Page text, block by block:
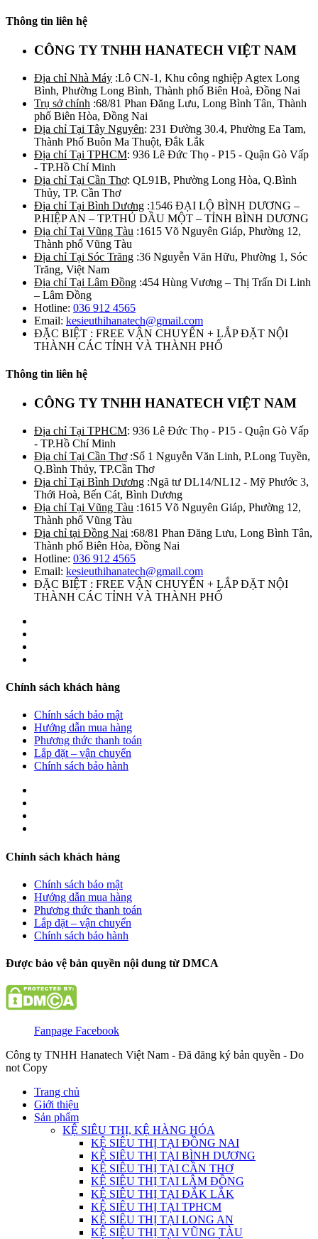
Thông tin liên hệ
CÔNG TY TNHH HANATECH VIỆT NAM
Địa chỉ Nhà Máy :Lô CN-1, Khu công nghiệp Agtex Long
Bình, Phường Long Bình, Thành phố Biên Hoà, Đồng Nai
Trụ sở chính :68/81 Phan Đăng Lưu, Long Bình Tân, Thành
phố Biên Hòa, Đồng Nai
Địa chỉ Tại Tây Nguyên: 231 Đường 30.4, Phường Ea Tam,
Thành Phố Buôn Ma Thuột, Đắk Lắk
Địa chỉ Tại TPHCM: 936 Lê Đức Thọ - P15 - Quận Gò Vấp
- TP.Hồ Chí Minh
Địa chỉ Tại Cần Thơ: QL91B, Phường Long Hòa, Q.Bình
Thủy, TP. Cần Thơ
Địa chỉ Tại Bình Dương :1546 ĐẠI LỘ BÌNH DƯƠNG –
P.HIỆP AN – TP.THỦ DẦU MỘT – TỈNH BÌNH DƯƠNG
Địa chỉ Tại Vũng Tàu :1615 Võ Nguyên Giáp, Phường 12,
Thành phố Vũng Tàu
Địa chỉ Tại Sóc Trăng :36 Nguyễn Văn Hữu, Phường 1, Sóc
Trăng, Việt Nam
Địa chỉ Tại Lâm Đồng :454 Hùng Vương – Thị Trấn Di Linh
– Lâm Đồng
Hotline: 036 912 4565
Email: kesieuthihanatech@gmail.com
ĐẶC BIỆT : FREE VẬN CHUYỂN + LẮP ĐẶT NỘI
THÀNH CÁC TỈNH VÀ THÀNH PHỐ
Thông tin liên hệ
CÔNG TY TNHH HANATECH VIỆT NAM
Địa chỉ Tại TPHCM: 936 Lê Đức Thọ - P15 - Quận Gò Vấp
- TP.Hồ Chí Minh
Địa chỉ Tại Cần Thơ:Số 1 Nguyễn Văn Linh, P.Long Tuyền,
Q.Bình Thủy, TP.Cần Thơ
Địa chỉ Tại Bình Dương :Ngã tư DL14/NL12 - Mỹ Phước 3,
Thới Hoà, Bến Cát, Bình Dương
Địa chỉ Tại Vũng Tàu :1615 Võ Nguyên Giáp, Phường 12,
Thành phố Vũng Tàu
Địa chỉ tại Đồng Nai :68/81 Phan Đăng Lưu, Long Bình Tân,
Thành phố Biên Hòa, Đồng Nai
Hotline: 036 912 4565
Email: kesieuthihanatech@gmail.com
ĐẶC BIỆT : FREE VẬN CHUYỂN + LẮP ĐẶT NỘI
THÀNH CÁC TỈNH VÀ THÀNH PHỐ
Chính sách khách hàng
Chính sách bảo mật
Hướng dẫn mua hàng
Phương thức thanh toán
Lắp đặt – vận chuyển
Chính sách bảo hành
Chính sách khách hàng
Chính sách bảo mật
Hướng dẫn mua hàng
Phương thức thanh toán
Lắp đặt – vận chuyển
Chính sách bảo hành
Được bảo vệ bản quyền nội dung từ DMCA
Fanpage Facebook
Công ty TNHH Hanatech Việt Nam - Đã đăng ký bản quyền - Do
not Copy
Trang chủ
Giới thiệu
Sản phẩm
KỆ SIÊU THỊ, KỆ HÀNG HÓA
KỆ SIÊU THỊ TẠI ĐỒNG NAI
KỆ SIÊU THỊ TẠI BÌNH DƯƠNG
KỆ SIÊU THỊ TẠI CẦN THƠ
KỆ SIÊU THỊ TẠI LÂM ĐỒNG
KỆ SIÊU THỊ TẠI ĐẮK LẮK
KỆ SIÊU THỊ TẠI TPHCM
KỆ SIÊU THỊ TẠI LONG AN
KỆ SIÊU THỊ TẠI VŨNG TÀU